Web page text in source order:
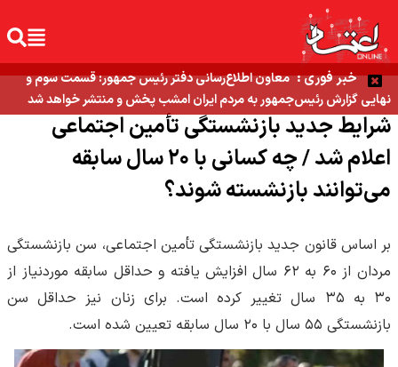
خبر فوری : معاون اطلاع‌رسانی دفتر رئیس جمهور: قسمت سوم و
نهایی گزارش رئیس‌جمهور به مردم ایران امشب پخش و منتشر خواهد شد
شرایط جدید بازنشستگی تأمین اجتماعی
اعلام شد / چه کسانی با ۲۰ سال سابقه
می‌توانند بازنشسته شوند؟
بر اساس قانون جدید بازنشستگی تأمین اجتماعی، سن بازنشستگی
مردان از ۶۰ به ۶۲ سال افزایش یافته و حداقل سابقه موردنیاز از
۳۰ به ۳۵ سال تغییر کرده است. برای زنان نیز حداقل سن
بازنشستگی ۵۵ سال با ۲۰ سال سابقه تعیین شده است.